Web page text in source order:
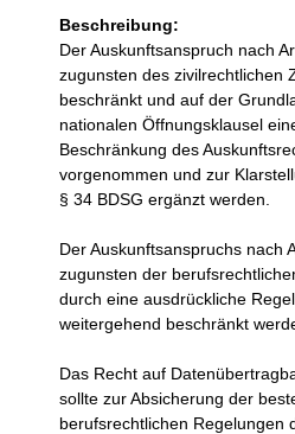
Beschreibung:
Der Auskunftsanspruch nach
zugunsten des zivilrechtlichen
beschränkt und auf der
nationalen Öffnungsklausel
Beschränkung des
vorgenommen und zur
§ 34 BDSG ergänzt werden.
Der Auskunftsanspruchs nach
zugunsten der
durch eine ausdrückliche
weitergehend beschränkt
Das Recht auf
sollte zur Absicherung der
berufsrechtlichen Regelungen